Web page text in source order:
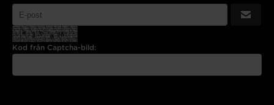
Kod från Captcha-bild: